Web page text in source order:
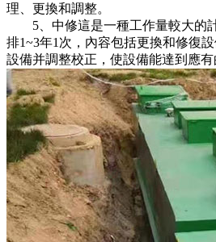
理、更換和調整。
5、中修這是一種工作量較大的
排1~3年1次，內容包括更換和修復
設備并調整校正，使設備能達到應有